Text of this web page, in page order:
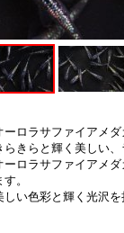
ーロラサファイアメ
らきらと輝く美しい
ーロラサファイアメ
す。
しい色彩と輝く光沢